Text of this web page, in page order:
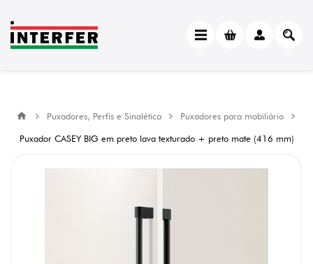
Puxadores, Perfis e Sinalética
Puxadores para mobiliário
Puxador CASEY BIG em preto lava texturado + preto mate (416 mm)